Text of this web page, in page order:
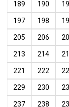
189 190
197 198
205 206
213 214
221 222
229 230
237 238